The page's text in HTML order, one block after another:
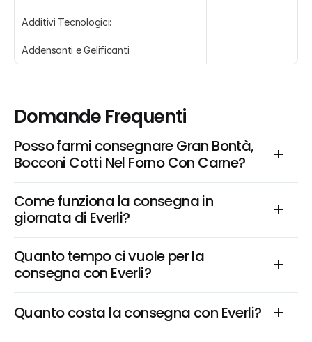
Additivi Tecnologici:
Addensanti e Gelificanti
Domande Frequenti
Posso farmi consegnare Gran Bontà,
Bocconi Cotti Nel Forno Con Carne?
Come funziona la consegna in
giornata di Everli?
Quanto tempo ci vuole per la
consegna con Everli?
Quanto costa la consegna con Everli?